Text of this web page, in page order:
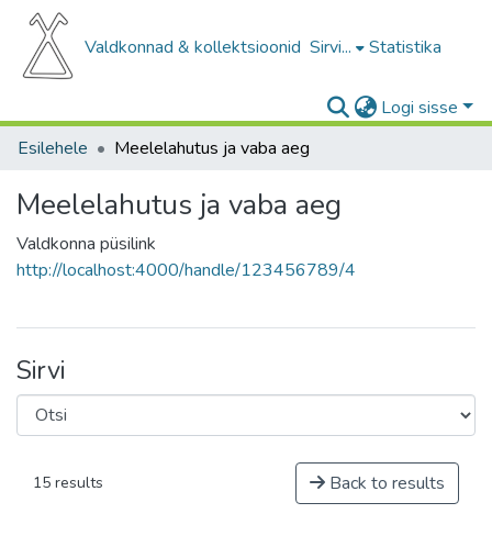
Valdkonnad & kollektsioonid Sirvi... Statistika
Logi sisse
Esilehele
Meelelahutus ja vaba aeg
Meelelahutus ja vaba aeg
Valdkonna püsilink
http://localhost:4000/handle/123456789/4
Sirvi
15 results Back to results